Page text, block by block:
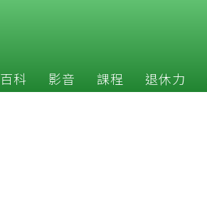
百科 影音 課程 退休力